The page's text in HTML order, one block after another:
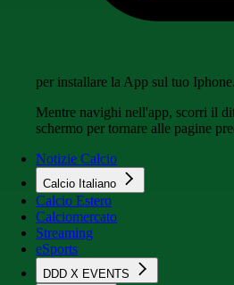
per installare la App sul tuo Iphone.
Mentre navighi nell'app, scorri il
schermo per tornare alle pagine
Notizie Calcio
Calcio Italiano
Calcio Estero
Calciomercato
Streaming
eSports
DDD X EVENTS